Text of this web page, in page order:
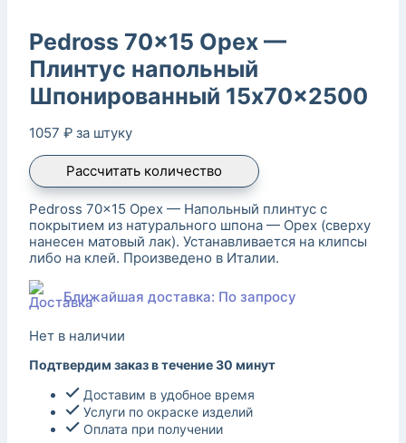
Pedross 70×15 Орех —
Плинтус напольный
Шпонированный 15x70x2500
1057 ₽ за штуку
Рассчитать количество
Pedross 70×15 Орех — Напольный плинтус с
покрытием из натурального шпона — Орех (сверху
нанесен матовый лак). Устанавливается на клипсы
либо на клей. Произведено в Италии.
Ближайшая доставка: По запросу
Нет в наличии
Подтвердим заказ в течение 30 минут
Доставим в удобное время
Услуги по окраске изделий
Оплата при получении